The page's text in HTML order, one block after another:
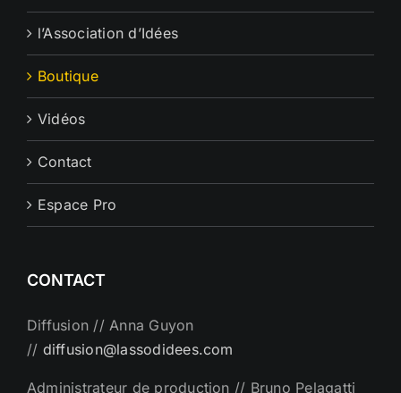
l’Association d’Idées
Boutique
Vidéos
Contact
Espace Pro
CONTACT
Diffusion // Anna Guyon
// diffusion@lassodidees.com
Administrateur de production // Bruno Pelagatti